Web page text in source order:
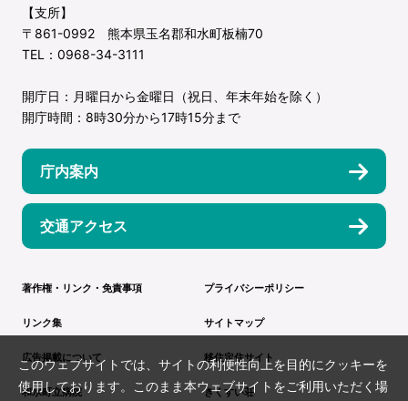
【支所】
〒861-0992 熊本県玉名郡和水町板楠70
TEL：0968-34-3111
開庁日：月曜日から金曜日（祝日、年末年始を除く）
開庁時間：8時30分から17時15分まで
庁内案内
交通アクセス
著作権・リンク・免責事項 プライバシーポリシー
リンク集 サイトマップ
広告掲載について 移住定住サイト
和水町立病院 きくすい荘
このウェブサイトでは、サイトの利便性向上を目的にクッキーを
使用しております。このまま本ウェブサイトをご利用いただく場